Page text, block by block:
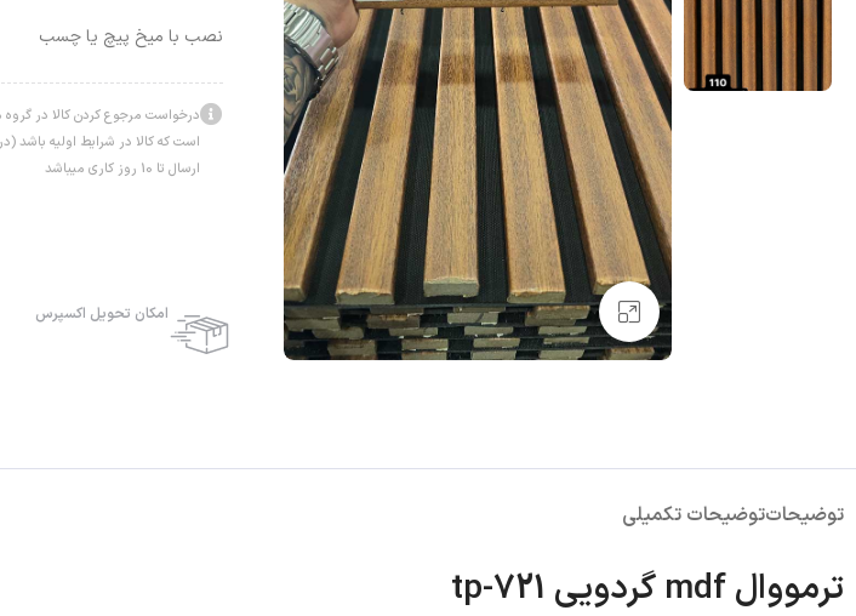
بزرگنمایی تصویر
نصب با میخ پیچ یا چسب
درخواست مرجوع کردن کالا در گروه
است که کالا در شرایط اولیه باشد
ارسال تا 10 روز کاری میباشد
امکان تحویل اکسپرس
توضیحاتتوضیحات تکمیلی
ترمووال mdf گردویی tp-721